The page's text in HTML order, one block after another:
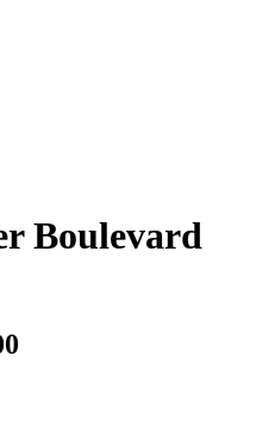
Boulevard